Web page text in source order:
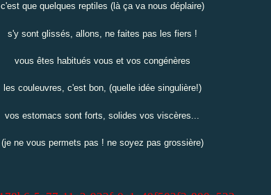
c'est que quelques reptiles (là ça va nous déplaire)
s'y sont glissés, allons, ne faites pas les fiers !
vous êtes habitués vous et vos congénères
les couleuvres, c'est bon, (quelle idée singulière!)
vos estomacs sont forts, solides vos viscères...
(je ne vous permets pas ! ne soyez pas grossière)